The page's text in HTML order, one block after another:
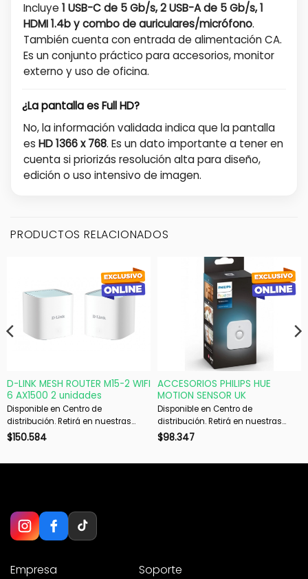
Incluye 1 USB-C de 5 Gb/s, 2 USB-A de 5 Gb/s, 1
HDMI 1.4b y combo de auriculares/micrófono.
También cuenta con entrada de alimentación CA.
Es un conjunto práctico para accesorios, monitor
externo y uso de oficina.
¿La pantalla es Full HD?
No, la información validada indica que la pantalla
es HD 1366 x 768. Es un dato importante a tener en
cuenta si priorizás resolución alta para diseño,
edición o uso intensivo de imagen.
PRODUCTOS RELACIONADOS
D-LINK MESH ROUTER M15-2 WIFI
6 AX1500 2 unidades
Disponible en Centro de
distribución. Retirá en nuestras
sucursales en 48 hs hábiles. Si es
$150.584
ACCESORIOS PHILIPS HUE
MOTION SENSOR UK
Disponible en Centro de
distribución. Retirá en nuestras
sucursales en 48 hs hábiles. Si es
$98.347
Empresa
Soporte